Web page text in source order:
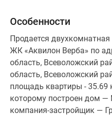
Особенности
Продается
ЖК «Аквилон Верба» по
область, Всеволожский
область, Всеволожский
площадь квартиры - 35.69
которому построен дом
компания-застройщик —